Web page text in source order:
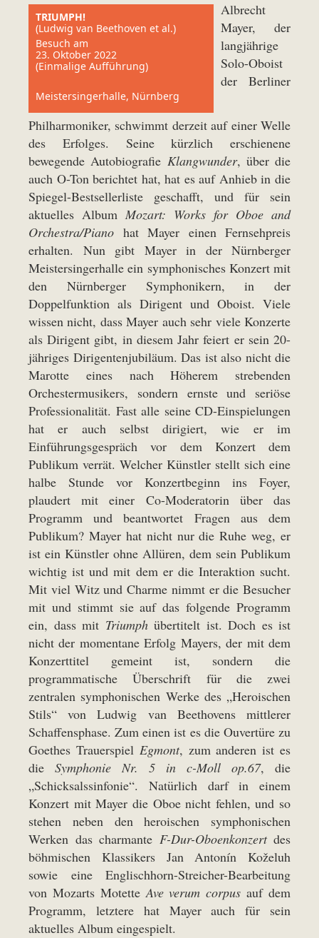
TRIUMPH!
(Ludwig van Beethoven et al.)
Besuch am
23. Oktober 2022
(Einmalige Aufführung)
Meistersingerhalle, Nürnberg
Albrecht
Mayer, der
langjährige
Solo-Oboist
der Berliner
Philharmoniker, schwimmt derzeit auf einer Welle
des Erfolges. Seine kürzlich erschienene
bewegende Autobiografie Klangwunder, über die
auch O-Ton berichtet hat, hat es auf Anhieb in die
Spiegel-Bestsellerliste geschafft, und für sein
aktuelles Album Mozart: Works for Oboe and
Orchestra/Piano hat Mayer einen Fernsehpreis
erhalten. Nun gibt Mayer in der Nürnberger
Meistersingerhalle ein symphonisches Konzert mit
den Nürnberger Symphonikern, in der
Doppelfunktion als Dirigent und Oboist. Viele
wissen nicht, dass Mayer auch sehr viele Konzerte
als Dirigent gibt, in diesem Jahr feiert er sein 20-
jähriges Dirigentenjubiläum. Das ist also nicht die
Marotte eines nach Höherem strebenden
Orchestermusikers, sondern ernste und seriöse
Professionalität. Fast alle seine CD-Einspielungen
hat er auch selbst dirigiert, wie er im
Einführungsgespräch vor dem Konzert dem
Publikum verrät. Welcher Künstler stellt sich eine
halbe Stunde vor Konzertbeginn ins Foyer,
plaudert mit einer Co-Moderatorin über das
Programm und beantwortet Fragen aus dem
Publikum? Mayer hat nicht nur die Ruhe weg, er
ist ein Künstler ohne Allüren, dem sein Publikum
wichtig ist und mit dem er die Interaktion sucht.
Mit viel Witz und Charme nimmt er die Besucher
mit und stimmt sie auf das folgende Programm
ein, dass mit Triumphübertitelt ist. Doch es ist
nicht der momentane Erfolg Mayers, der mit dem
Konzerttitel gemeint ist, sondern die
programmatische Überschrift für die zwei
zentralen symphonischen Werke des „Heroischen
Stils“ von Ludwig van Beethovens mittlerer
Schaffensphase. Zum einen ist es die Ouvertüre zu
Goethes Trauerspiel Egmont, zum anderen ist es
die Symphonie Nr. 5 in c-Moll op.67, die
„Schicksalssinfonie“. Natürlich darf in einem
Konzert mit Mayer die Oboe nicht fehlen, und so
stehen neben den heroischen symphonischen
Werken das charmante F-Dur-Oboenkonzertdes
böhmischen Klassikers Jan Antonín Koželuh
sowie eine Englischhorn-Streicher-Bearbeitung
von Mozarts MotetteAve verum corpus auf dem
Programm, letztere hat Mayer auch für sein
aktuelles Album eingespielt.